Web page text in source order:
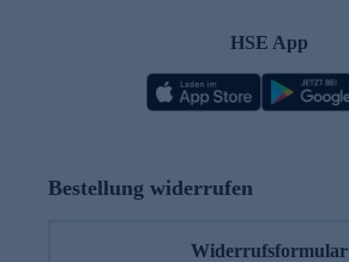
HSE App
Bestellung widerrufen
Widerrufsformular